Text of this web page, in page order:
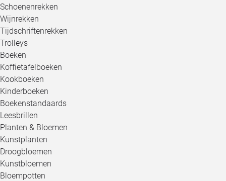
Schoenenrekken
Wijnrekken
Tijdschriftenrekken
Trolleys
Boeken
Koffietafelboeken
Kookboeken
Kinderboeken
Boekenstandaards
Leesbrillen
Planten & Bloemen
Kunstplanten
Droogbloemen
Kunstbloemen
Bloempotten